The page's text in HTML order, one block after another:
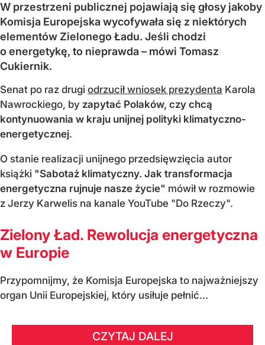
W przestrzeni publicznej pojawiają się głosy jakoby
Komisja Europejska wycofywała się z niektórych
elementów Zielonego Ładu. Jeśli chodzi
o energetykę, to nieprawda – mówi Tomasz
Cukiernik.
Senat po raz drugi odrzucił wniosek prezydenta Karola
Nawrockiego, by zapytać Polaków, czy chcą
kontynuowania w kraju unijnej polityki klimatyczno-
energetycznej.
O stanie realizacji unijnego przedsięwzięcia autor
książki "Sabotaż klimatyczny. Jak transformacja
energetyczna rujnuje nasze życie" mówił w rozmowie
z Jerzy Karwelis na kanale YouTube "Do Rzeczy".
Zielony Ład. Rewolucja energetyczna
w Europie
Przypomnijmy, że Komisja Europejska to najważniejszy
organ Unii Europejskiej, który usiłuje pełnić...
CZYTAJ DALEJ